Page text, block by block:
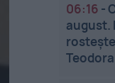
06:16 -
august.